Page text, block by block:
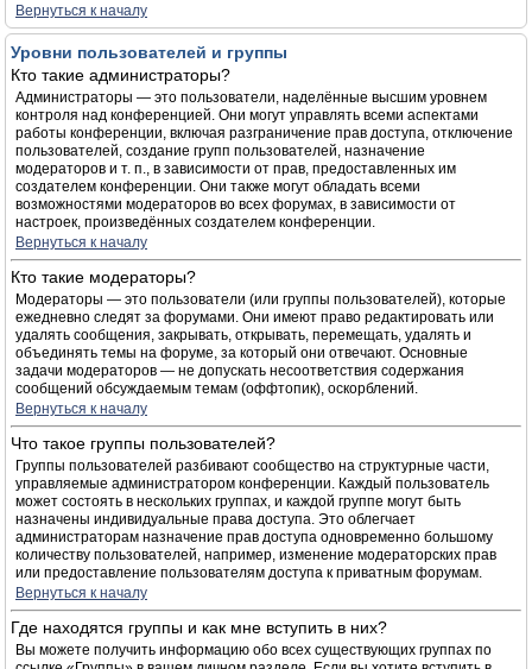
Вернуться к началу
Уровни пользователей и группы
Кто такие администраторы?
Администраторы — это пользователи, наделённые высшим уровнем
контроля над конференцией. Они могут управлять всеми аспектами
работы конференции, включая разграничение прав доступа, отключение
пользователей, создание групп пользователей, назначение
модераторов и т. п., в зависимости от прав, предоставленных им
создателем конференции. Они также могут обладать всеми
возможностями модераторов во всех форумах, в зависимости от
настроек, произведённых создателем конференции.
Вернуться к началу
Кто такие модераторы?
Модераторы — это пользователи (или группы пользователей), которые
ежедневно следят за форумами. Они имеют право редактировать или
удалять сообщения, закрывать, открывать, перемещать, удалять и
объединять темы на форуме, за который они отвечают. Основные
задачи модераторов — не допускать несоответствия содержания
сообщений обсуждаемым темам (оффтопик), оскорблений.
Вернуться к началу
Что такое группы пользователей?
Группы пользователей разбивают сообщество на структурные части,
управляемые администратором конференции. Каждый пользователь
может состоять в нескольких группах, и каждой группе могут быть
назначены индивидуальные права доступа. Это облегчает
администраторам назначение прав доступа одновременно большому
количеству пользователей, например, изменение модераторских прав
или предоставление пользователям доступа к приватным форумам.
Вернуться к началу
Где находятся группы и как мне вступить в них?
Вы можете получить информацию обо всех существующих группах по